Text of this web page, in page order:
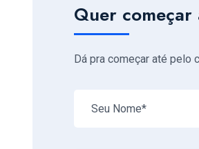
Quer começar
Dá pra começar até pelo